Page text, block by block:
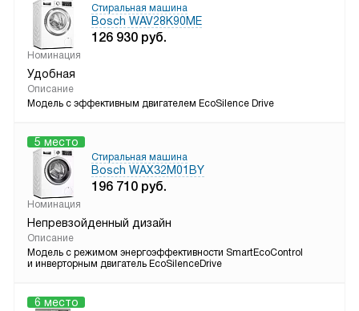
Стиральная машина
Bosch WAV28K90ME
126 930 руб.
Номинация
Удобная
Описание
Модель с эффективным двигателем EcoSilence Drivе
5 место
Стиральная машина
Bosch WAX32M01BY
196 710 руб.
Номинация
Непревзойденный дизайн
Описание
Модель с режимом энергоэффективности SmartEcoControl
и инверторным двигатель EcoSilenceDrive
6 место